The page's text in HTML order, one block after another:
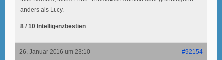
anders als Lucy.
8 / 10 Intelligenzbestien
26. Januar 2016 um 23:10 #92154